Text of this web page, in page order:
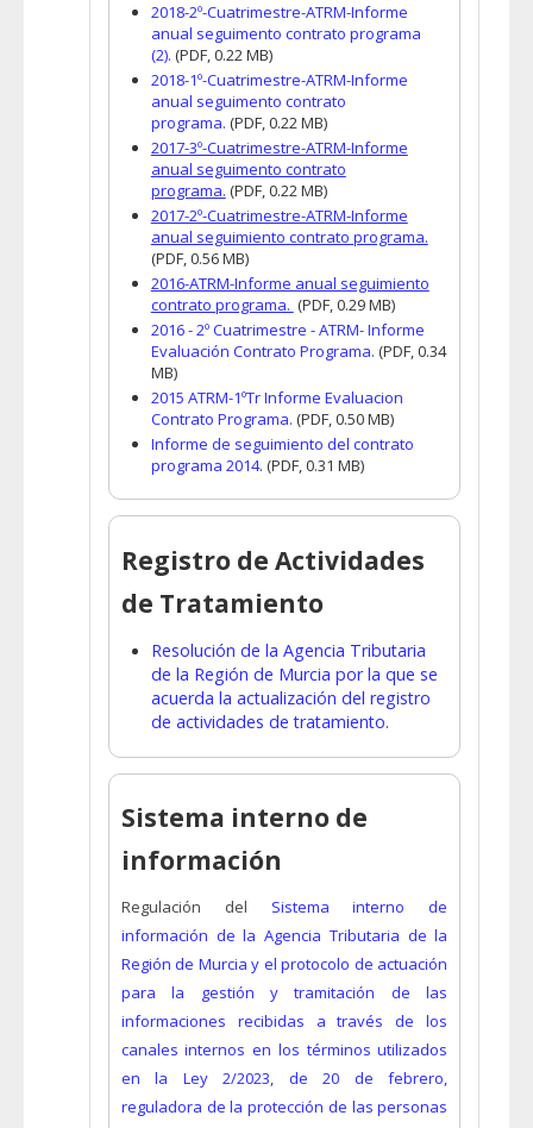
2018-2º-Cuatrimestre-ATRM-Informe
anual seguimento contrato programa
(2). (PDF, 0.22 MB)
2018-1º-Cuatrimestre-ATRM-Informe
anual seguimento contrato
programa. (PDF, 0.22 MB)
2017-3º-Cuatrimestre-ATRM-Informe
anual seguimento contrato
programa. (PDF, 0.22 MB)
2017-2º-Cuatrimestre-ATRM-Informe
anual seguimiento contrato programa.
(PDF, 0.56 MB)
2016-ATRM-Informe anual seguimiento
contrato programa. (PDF, 0.29 MB)
2016 - 2º Cuatrimestre - ATRM- Informe
Evaluación Contrato Programa. (PDF, 0.34
MB)
2015 ATRM-1ºTr Informe Evaluacion
Contrato Programa. (PDF, 0.50 MB)
Informe de seguimiento del contrato
programa 2014. (PDF, 0.31 MB)
Registro de Actividades
de Tratamiento
Resolución de la Agencia Tributaria
de la Región de Murcia por la que se
acuerda la actualización del registro
de actividades de tratamiento.
Sistema interno de
información
Regulación del Sistema interno de
información de la Agencia Tributaria de la
Región de Murcia y el protocolo de actuación
para la gestión y tramitación de las
informaciones recibidas a través de los
canales internos en los términos utilizados
en la Ley 2/2023, de 20 de febrero,
reguladora de la protección de las personas